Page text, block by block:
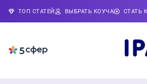
ТОП СТАТЕЙ ВЫБРАТЬ КОУЧА СТАТЬ